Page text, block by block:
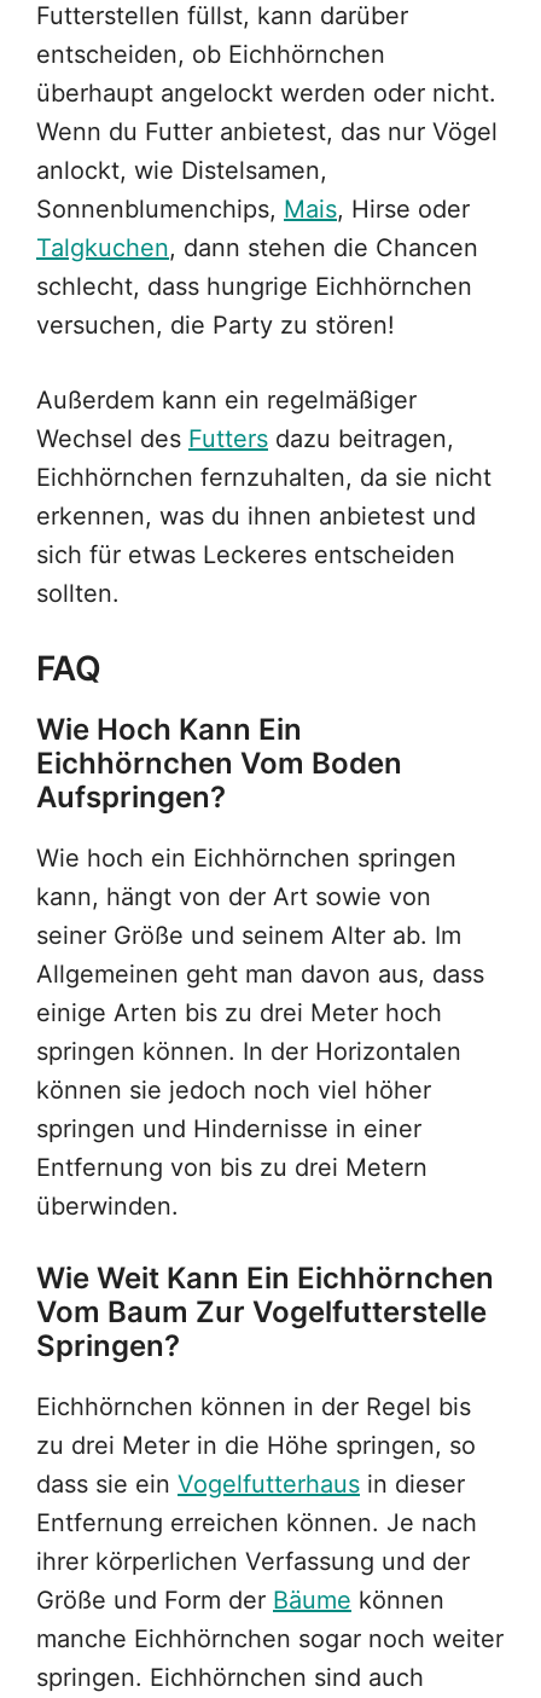
Futterstellen füllst, kann darüber
entscheiden, ob Eichhörnchen
überhaupt angelockt werden oder nicht.
Wenn du Futter anbietest, das nur Vögel
anlockt, wie Distelsamen,
Sonnenblumenchips, Mais, Hirse oder
Talgkuchen, dann stehen die Chancen
schlecht, dass hungrige Eichhörnchen
versuchen, die Party zu stören!
Außerdem kann ein regelmäßiger
Wechsel des Futters dazu beitragen,
Eichhörnchen fernzuhalten, da sie nicht
erkennen, was du ihnen anbietest und
sich für etwas Leckeres entscheiden
sollten.
FAQ
Wie Hoch Kann Ein
Eichhörnchen Vom Boden
Aufspringen?
Wie hoch ein Eichhörnchen springen
kann, hängt von der Art sowie von
seiner Größe und seinem Alter ab. Im
Allgemeinen geht man davon aus, dass
einige Arten bis zu drei Meter hoch
springen können. In der Horizontalen
können sie jedoch noch viel höher
springen und Hindernisse in einer
Entfernung von bis zu drei Metern
überwinden.
Wie Weit Kann Ein Eichhörnchen
Vom Baum Zur Vogelfutterstelle
Springen?
Eichhörnchen können in der Regel bis
zu drei Meter in die Höhe springen, so
dass sie ein Vogelfutterhaus in dieser
Entfernung erreichen können. Je nach
ihrer körperlichen Verfassung und der
Größe und Form der Bäume können
manche Eichhörnchen sogar noch weiter
springen. Eichhörnchen sind auch